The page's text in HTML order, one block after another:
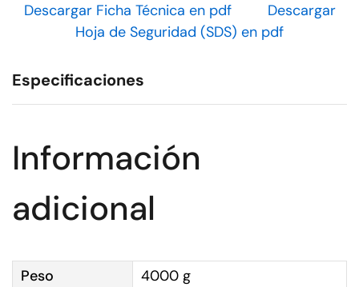
Descargar Ficha Técnica en pdf
Descargar
Hoja de Seguridad (SDS) en pdf
Especificaciones
Información
adicional
Peso
4000 g